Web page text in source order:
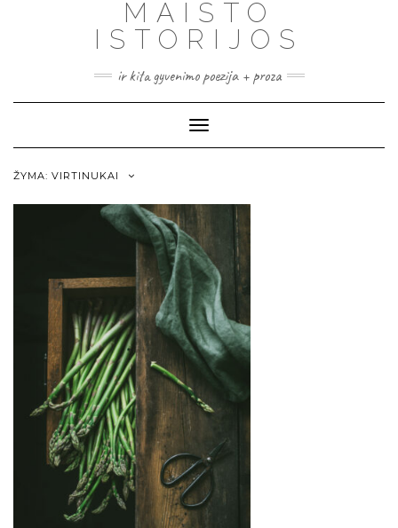
MAISTO
ISTORIJOS
ir kita gyvenimo poezija + proza
Toggle
Navigation
ŽYMA: VIRTINUKAI